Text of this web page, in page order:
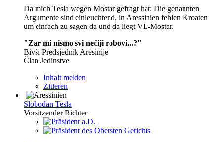
Da mich Tesla wegen Mostar gefragt hat: Die genannten
Argumente sind einleuchtend, in Aressinien fehlen Kroaten
um einfach zu sagen da und da liegt VL-Mostar.
"Zar mi nismo svi nečiji robovi...?"
Bivši Predsjednik Aresinije
Član Jedinstve
Inhalt melden
Zitieren
Slobodan Tesla
Vorsitzender Richter